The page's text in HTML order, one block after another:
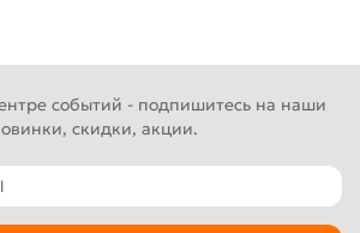
событий - подпишитесь на наши
скидки, акции.